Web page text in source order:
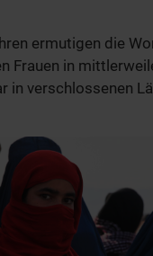
ermutigen die
Frauen in
in verschlossenen